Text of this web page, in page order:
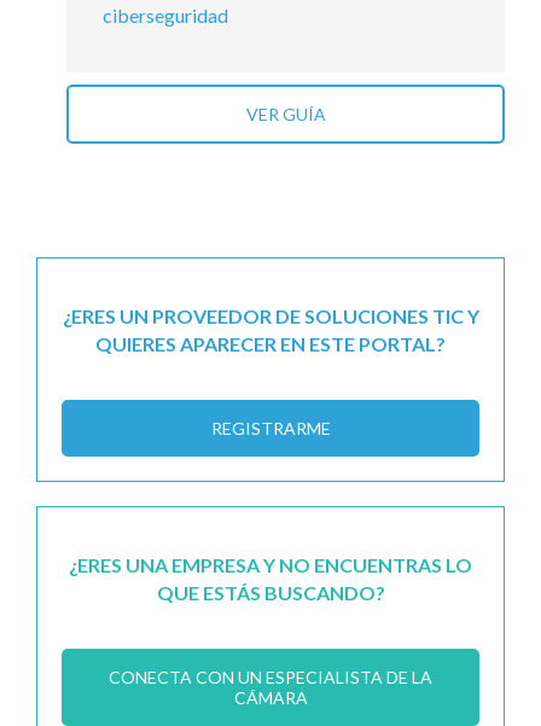
ciberseguridad
VER GUÍA
¿ERES UN PROVEEDOR DE SOLUCIONES TIC Y
QUIERES APARECER EN ESTE PORTAL?
REGISTRARME
¿ERES UNA EMPRESA Y NO ENCUENTRAS LO
QUE ESTÁS BUSCANDO?
CONECTA CON UN ESPECIALISTA DE LA
CÁMARA